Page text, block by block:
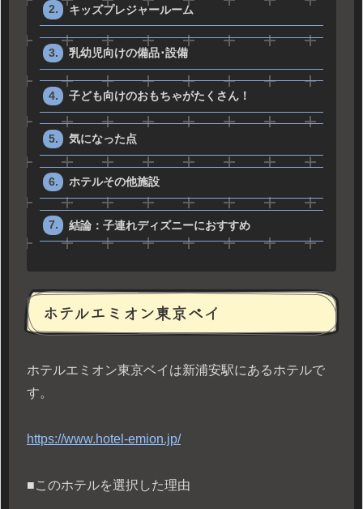
キッズプレジャールーム
乳幼児向けの備品･設備
子ども向けのおもちゃがたくさん！
気になった点
ホテルその他施設
結論：子連れディズニーにおすすめ
ホテルエミオン東京ベイ
ホテルエミオン東京ベイは新浦安駅にあるホテルで
す。
https://www.hotel-emion.jp/
■このホテルを選択した理由